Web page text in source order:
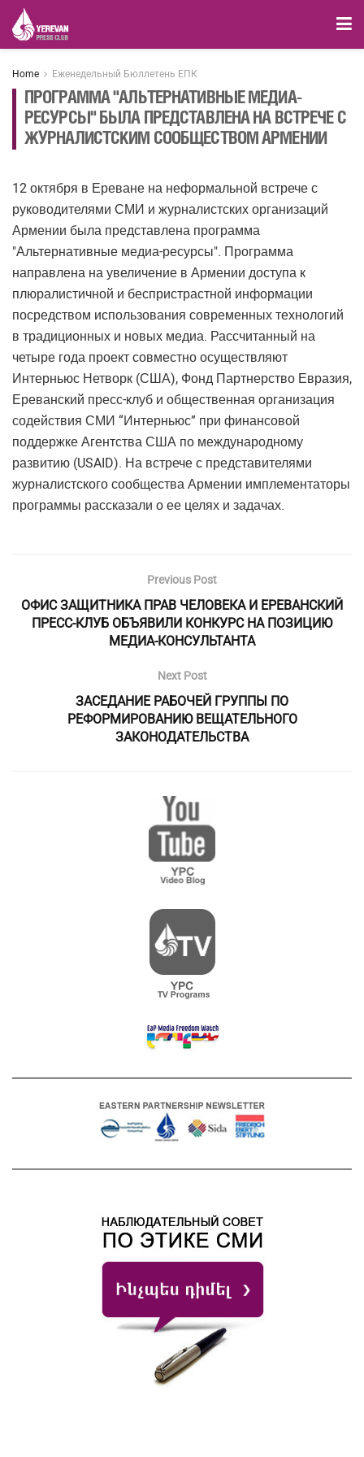
Home Еженедельный Бюллетень ЕПК
ПРОГРАММА "АЛЬТЕРНАТИВНЫЕ МЕДИА-
РЕСУРСЫ" БЫЛА ПРЕДСТАВЛЕНА НА ВСТРЕЧЕ С
ЖУРНАЛИСТСКИМ СООБЩЕСТВОМ АРМЕНИИ
12 октября в Ереване на неформальной встрече с
руководителями СМИ и журналистских организаций
Армении была представлена программа
"Альтернативные медиа-ресурсы". Программа
направлена на увеличение в Армении доступа к
плюралистичной и беспристрастной информации
посредством использования современных технологий
в традиционных и новых медиа. Рассчитанный на
четыре года проект совместно осуществляют
Интерньюс Нетворк (США), Фонд Партнерство Евразия,
Ереванский пресс-клуб и общественная организация
содействия СМИ “Интерньюс” при финансовой
поддержке Агентства США по международному
развитию (USAID). На встрече с представителями
журналистского сообщества Армении имплементаторы
программы рассказали о ее целях и задачах.
Previous Post
ОФИС ЗАЩИТНИКА ПРАВ ЧЕЛОВЕКА И ЕРЕВАНСКИЙ
ПРЕСС-КЛУБ ОБЪЯВИЛИ КОНКУРС НА ПОЗИЦИЮ
МЕДИА-КОНСУЛЬТАНТА
Next Post
ЗАСЕДАНИЕ РАБОЧЕЙ ГРУППЫ ПО
РЕФОРМИРОВАНИЮ ВЕЩАТЕЛЬНОГО
ЗАКОНОДАТЕЛЬСТВА